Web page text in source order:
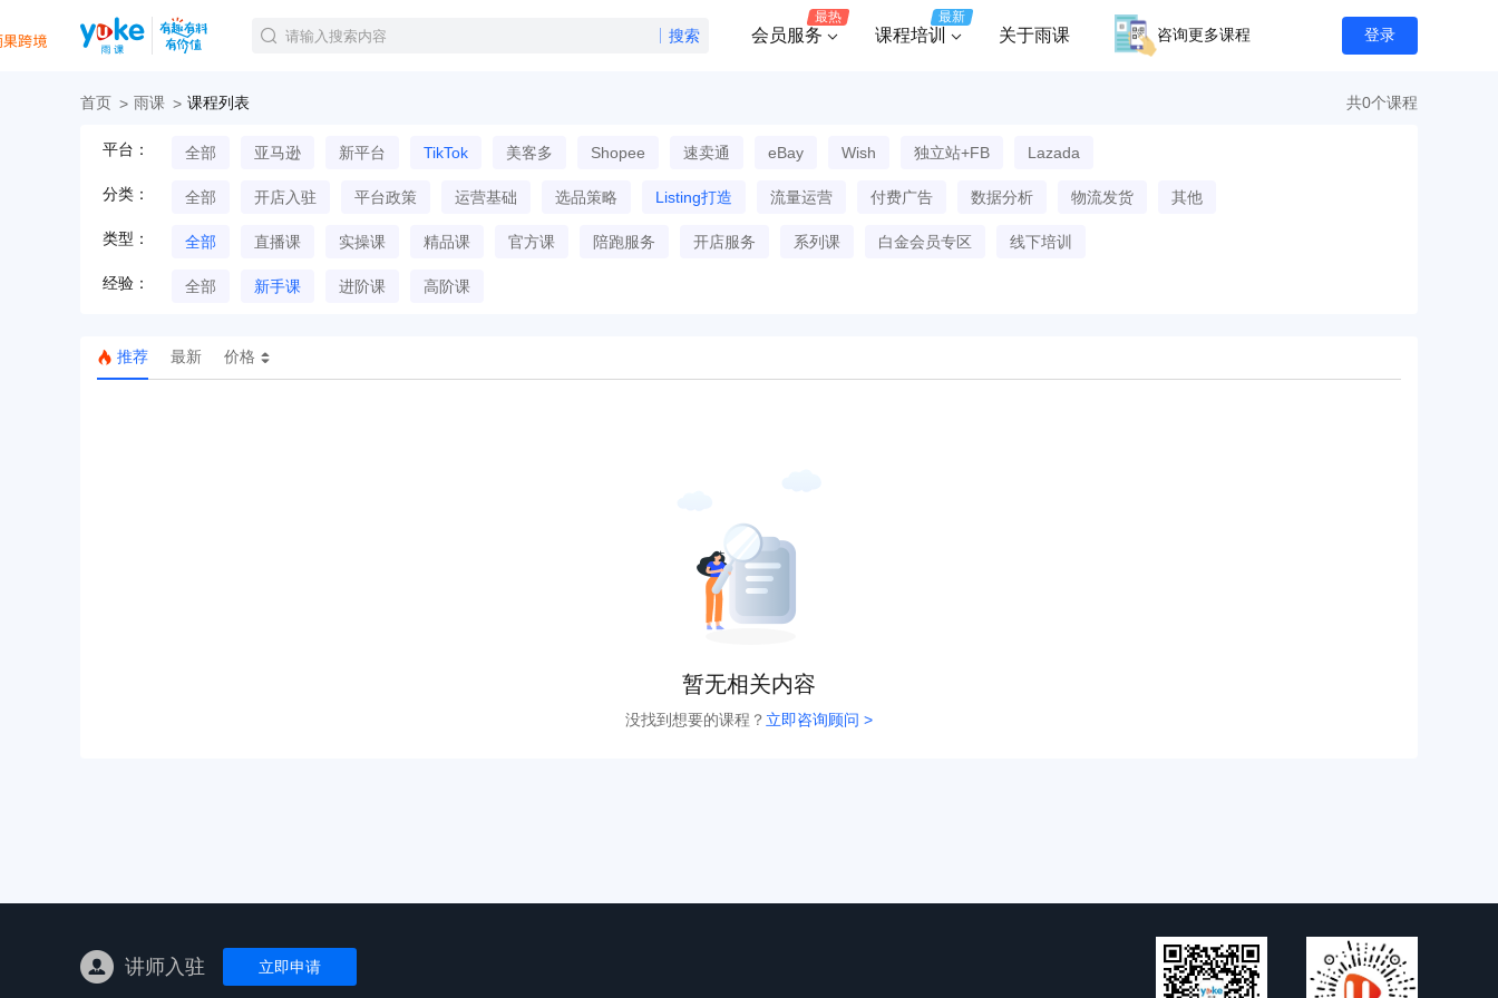
搜索 会员服务
最热
课程培训
最新
关于雨课 咨询更多课程 登录
首页 雨课 课程列表 共0个课程
平台： 全部 亚马逊 新平台 TikTok 美客多 Shopee 速卖通 eBay Wish 独立站+FB Lazada
分类： 全部 开店入驻 平台政策 运营基础 选品策略 Listing打造 流量运营 付费广告 数据分析 物流发货 其他
类型： 全部 直播课 实操课 精品课 官方课 陪跑服务 开店服务 系列课 白金会员专区 线下培训
经验： 全部 新手课 进阶课 高阶课
推荐 最新 价格
暂无相关内容
没找到想要的课程？ 立即咨询顾问 >
讲师入驻 立即申请